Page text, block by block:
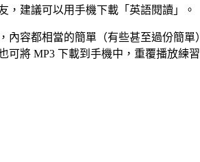
，建議可以用手機下載「英語閱讀」。
內容都相當的簡單（有些甚至過份簡
將 MP3 下載到手機中，重覆播放練習